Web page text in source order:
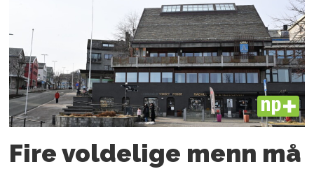
PLUS
Fire voldelige menn må